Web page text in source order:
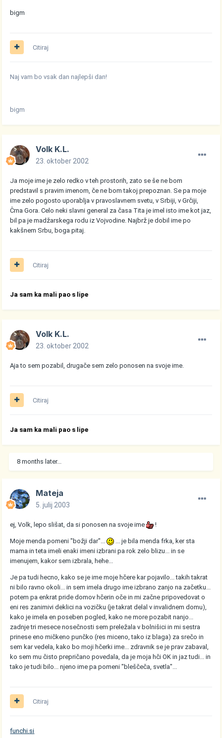
bigm
Citiraj
Naj vam bo vsak dan najlepši dan!
bigm
Volk K.L.
23. oktober 2002
Ja moje ime je zelo redko v teh prostorih, zato se še ne bom
predstavil s pravim imenom, če ne bom takoj prepoznan. Se pa moje
ime zelo pogosto uporablja v pravoslavnem svetu, v Srbiji, v Grčiji,
Črna Gora. Celo neki slavni general za časa Tita je imel isto ime kot jaz,
bil pa je madžarskega rodu iz Vojvodine. Najbrž je dobil ime po
kakšnem Srbu, boga pitaj.
Citiraj
Ja sam ka mali pao s lipe
Volk K.L.
23. oktober 2002
Aja to sem pozabil, drugače sem zelo ponosen na svoje ime.
Citiraj
Ja sam ka mali pao s lipe
8 months later...
Mateja
5. julij 2003
ej, Volk, lepo slišat, da si ponosen na svoje ime !
Moje menda pomeni "božji dar"...
... je bila menda frka, ker sta
mama in teta imeli enaki imeni izbrani pa rok zelo blizu... in se
imenujem, kakor sem izbrala, hehe...
Je pa tudi hecno, kako se je ime moje hčere kar pojavilo... takih takrat
ni bilo ravno okoli... in sem imela drugo ime izbrano zanjo na začetku...
potem pa enkrat pride domov hčerin oče in mi začne pripovedovat o
eni res zanimivi deklici na vozičku (je takrat delal v invalidnem domu),
kako je imela en poseben pogled, kako ne more pozabit nanjo...
zadnje tri mesece nosečnosti sem preležala v bolnišici in mi sestra
prinese eno mičkeno punčko (res miceno, tako iz blaga) za srečo in
sem kar vedela, kako bo moji hčerki ime... zdravnik se je prav zabaval,
ko sem mu čisto prepričano povedala, da je moja hči OK in jaz tudi... in
tako je tudi bilo... njeno ime pa pomeni "bleščeča, svetla"...
Citiraj
funchi.si